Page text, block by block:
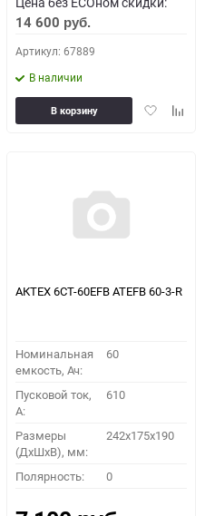
14 600 руб.
Артикул: 67889
В наличии
Добавить
В корзину
АКТЕХ 6СТ-60EFB ATEFB 60-3-R
Номинальная
емкость, Ач:
60
Пусковой ток,
A:
610
Размеры
(ДхШхВ), мм:
242x175x190
Полярность: 0